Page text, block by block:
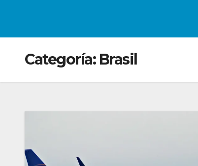
Categoría: Brasil